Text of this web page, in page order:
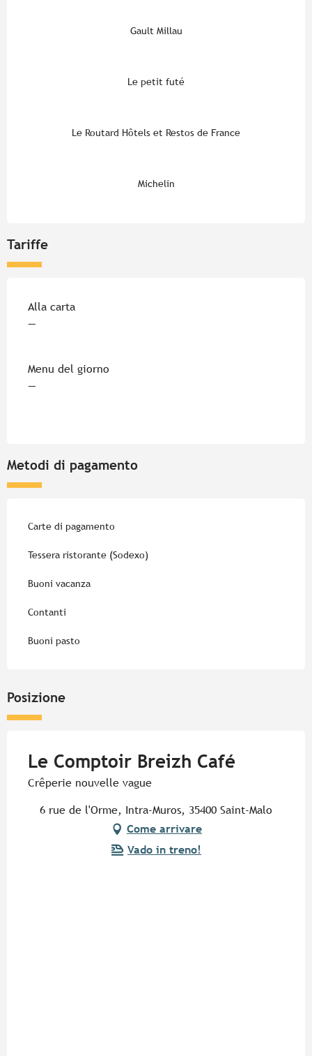
Gault Millau
Le petit futé
Le Routard Hôtels et Restos de France
Michelin
Tariffe
Tariffe 2026
Alla carta
—
Menu del giorno
—
Metodi di pagamento
Carte di pagamento
Tessera ristorante (Sodexo)
Buoni vacanza
Contanti
Buoni pasto
Posizione
Le Comptoir Breizh Café
Crêperie nouvelle vague
6 rue de l'Orme, Intra-Muros, 35400 Saint-Malo
Come arrivare
Vado in treno!